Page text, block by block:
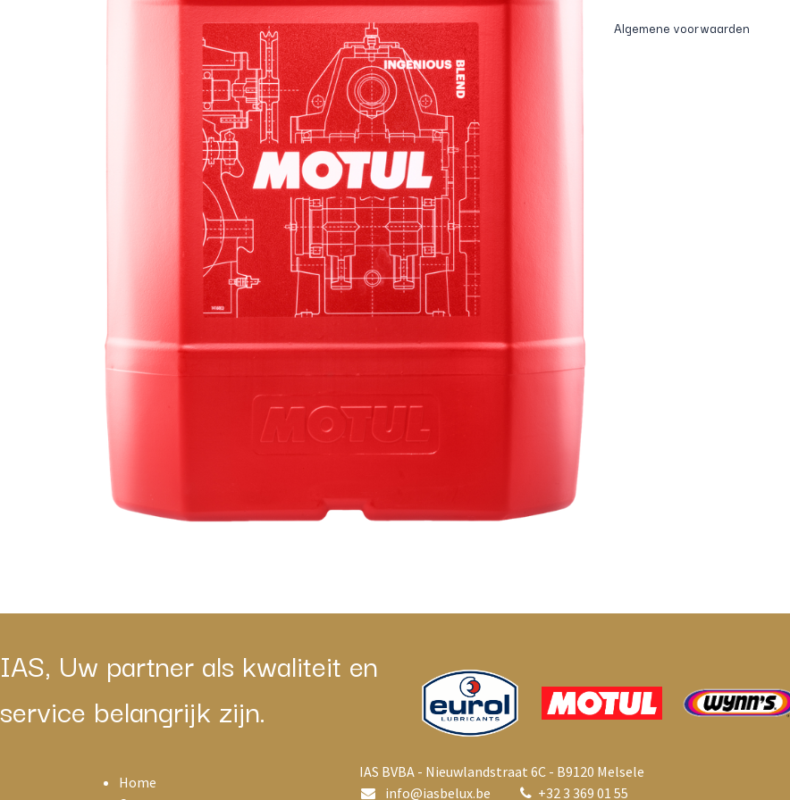
Algemene voorwaarden
IAS, Uw partner als kwaliteit en
service belangrijk zijn.
Home
IAS BVBA - Nieuwlandstraat 6C - B9120 Melsele
info@iasbelux.be +32 3 369 01 55